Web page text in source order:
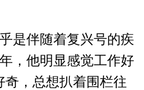
伴随着复兴号的疾
，他明显感觉工作好
奇，总想扒着围栏往